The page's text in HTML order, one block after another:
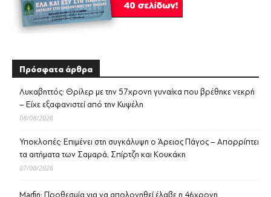
Πρόσφατα άρθρα
Λυκαβηττός: Θρίλερ με την 57χρονη γυναίκα που βρέθηκε νεκρή
– Είχε εξαφανιστεί από την Κυψέλη
08/08/2026
Υποκλοπές: Επιμένει στη συγκάλυψη ο Άρειος Πάγος – Απορρίπτει
τα αιτήματα των Σαμαρά, Σπίρτζη και Κουκάκη
07/08/2026
Marfin: Προθεσμία για να απολογηθεί έλαβε η 46χρονη